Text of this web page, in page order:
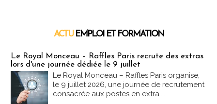
ACTU EMPLOI ET FORMATION
Le Royal Monceau – Raffles Paris recrute des extras
lors d'une journée dédiée le 9 juillet
Le Royal Monceau – Raffles Paris organise,
le 9 juillet 2026, une journée de recrutement
consacrée aux postes en extra....